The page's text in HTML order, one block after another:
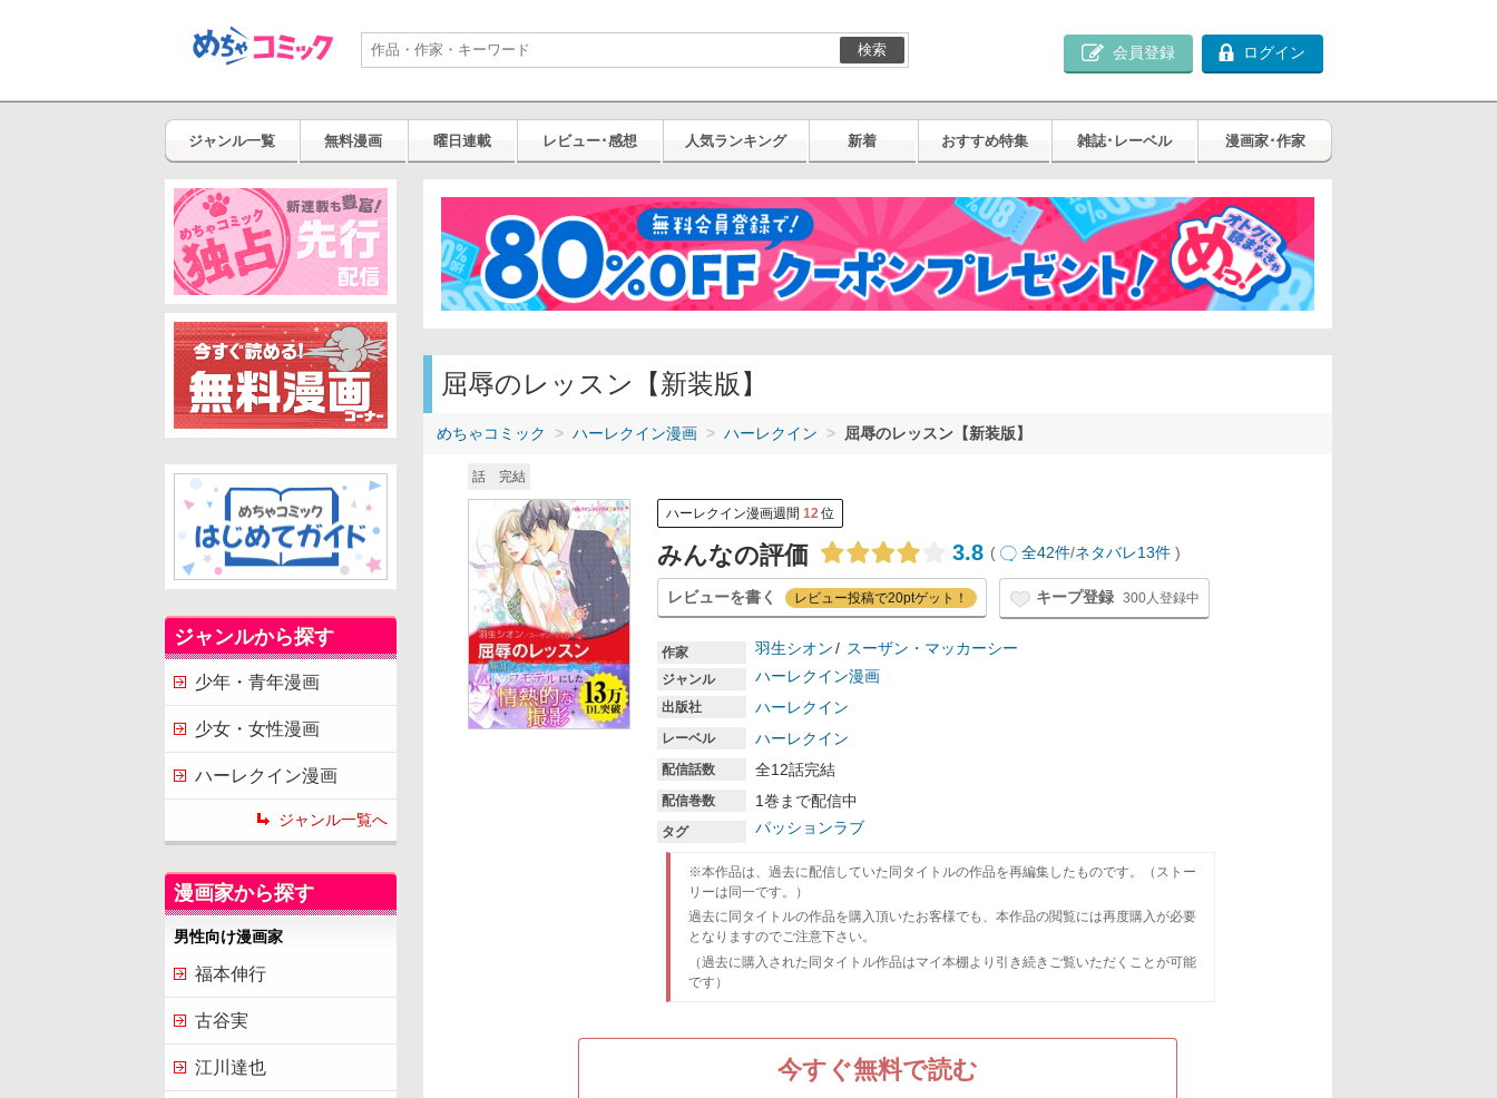
検索 会員登録 ログイン
ジャンル一覧 無料漫画 曜日連載 レビュー･感想 人気ランキング 新着 おすすめ特集 雑誌･レーベル 漫画家･作家
屈辱のレッスン【新装版】
めちゃコミック ハーレクイン漫画 ハーレクイン 屈辱のレッスン【新装版】
話 完結
ハーレクイン漫画週間 12位
みんなの評価 3.8 ( 全42件/ネタバレ13件 )
レビューを書く レビュー投稿で20ptゲット！ キープ登録 300人登録中
作家 羽生シオン スーザン・マッカーシー
ジャンル ハーレクイン漫画
出版社 ハーレクイン
レーベル ハーレクイン
配信話数 全12話完結
配信巻数 1巻まで配信中
タグ パッションラブ
※本作品は、過去に配信していた同タイトルの作品を再編集したものです。（ストー
リーは同一です。）
過去に同タイトルの作品を購入頂いたお客様でも、本作品の閲覧には再度購入が必要
となりますのでご注意下さい。
（過去に購入された同タイトル作品はマイ本棚より引き続きご覧いただくことが可能
です）
今すぐ無料で読む
ジャンルから探す
少年・青年漫画
少女・女性漫画
ハーレクイン漫画
ジャンル一覧へ
漫画家から探す
男性向け漫画家
福本伸行
古谷実
江川達也